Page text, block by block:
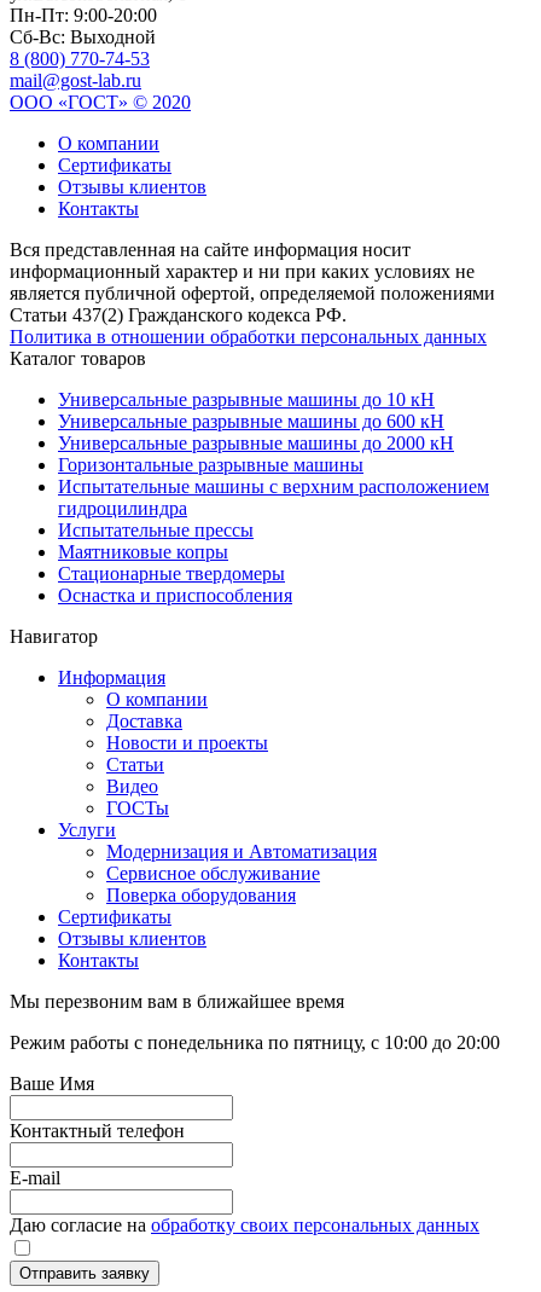
Пн-Пт: 9:00-20:00
Сб-Вс: Выходной
8 (800) 770-74-53
mail@gost-lab.ru
ООО «ГОСТ» © 2020
О компании
Сертификаты
Отзывы клиентов
Контакты
Вся представленная на сайте информация носит
информационный характер и ни при каких условиях не
является публичной офертой, определяемой положениями
Статьи 437(2) Гражданского кодекса РФ.
Политика в отношении обработки персональных данных
Каталог товаров
Универсальные разрывные машины до 10 кН
Универсальные разрывные машины до 600 кН
Универсальные разрывные машины до 2000 кН
Горизонтальные разрывные машины
Испытательные машины с верхним расположением
гидроцилиндра
Испытательные прессы
Маятниковые копры
Стационарные твердомеры
Оснастка и приспособления
Навигатор
Информация
О компании
Доставка
Новости и проекты
Статьи
Видео
ГОСТы
Услуги
Модернизация и Автоматизация
Сервисное обслуживание
Поверка оборудования
Сертификаты
Отзывы клиентов
Контакты
Мы перезвоним вам в ближайшее время
Режим работы с понедельника по пятницу, с 10:00 до 20:00
Ваше Имя
Контактный телефон
E-mail
Даю согласие на обработку своих персональных данных
Отправить заявку